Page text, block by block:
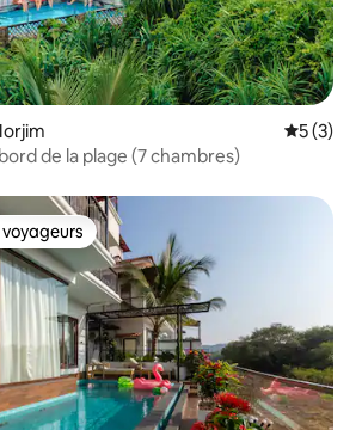
5 (3)
de la plage (7 chambres)
les plus appréciés